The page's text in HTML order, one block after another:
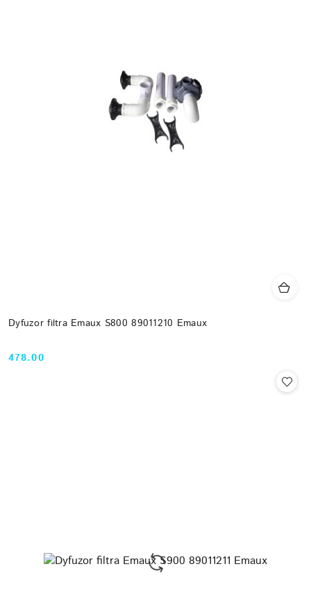
Dyfuzor filtra Emaux S800 89011210 Emaux
Cena:
478.00